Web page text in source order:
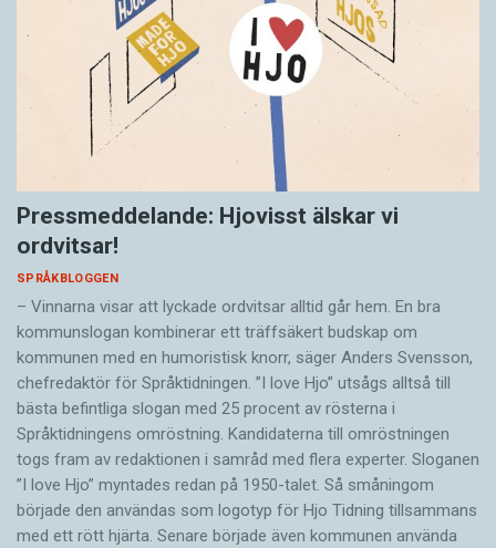
Pressmeddelande: Hjovisst älskar vi
ordvitsar!
SPRÅKBLOGGEN
– Vinnarna visar att lyckade ordvitsar alltid går hem. En bra
kommunslogan kombinerar ett träffsäkert budskap om
kommunen med en humoristisk knorr, säger Anders Svensson,
chefredaktör för Språktidningen. ”I love Hjo” utsågs alltså till
bästa befintliga slogan med 25 procent av rösterna i
Språktidningens omröstning. Kandidaterna till omröstningen
togs fram av redaktionen i samråd med flera experter. Sloganen
”I love Hjo” myntades redan på 1950-talet. Så småningom
började den användas som logotyp för Hjo Tidning tillsammans
med ett rött hjärta. Senare började även kommunen använda